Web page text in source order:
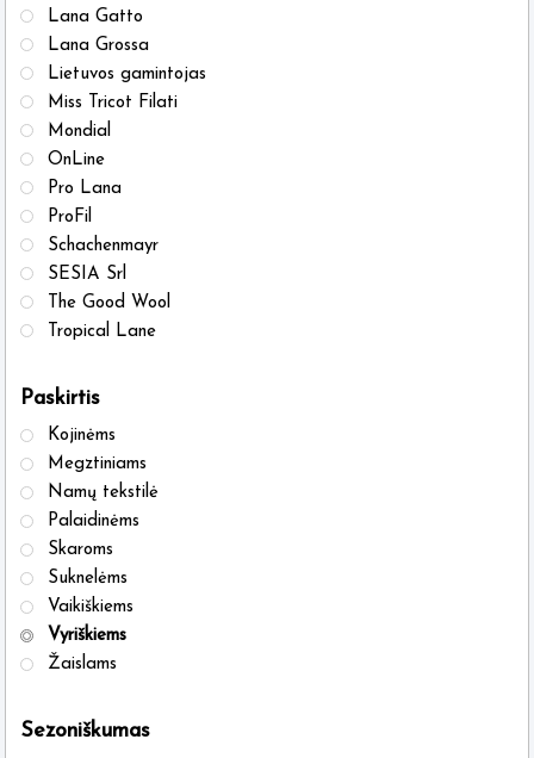
Lana Gatto
Lana Grossa
Lietuvos gamintojas
Miss Tricot Filati
Mondial
OnLine
Pro Lana
ProFil
Schachenmayr
SESIA Srl
The Good Wool
Tropical Lane
Paskirtis
Kojinėms
Megztiniams
Namų tekstilė
Palaidinėms
Skaroms
Suknelėms
Vaikiškiems
Vyriškiems
Žaislams
Sezoniškumas